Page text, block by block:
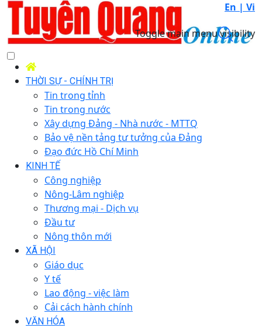
En | Vi
Toggle main menu visibility
THỜI SỰ - CHÍNH TRỊ
Tin trong tỉnh
Tin trong nước
Xây dựng Đảng - Nhà nước - MTTQ
Bảo vệ nền tảng tư tưởng của Đảng
Đạo đức Hồ Chí Minh
KINH TẾ
Công nghiệp
Nông-Lâm nghiệp
Thương mại - Dịch vụ
Đầu tư
Nông thôn mới
XÃ HỘI
Giáo dục
Y tế
Lao động - việc làm
Cải cách hành chính
VĂN HÓA